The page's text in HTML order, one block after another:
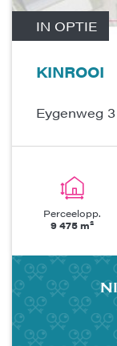
IN OPTIE
KINROOI
Eygenweg 3
Perceelopp.
9 475 m²